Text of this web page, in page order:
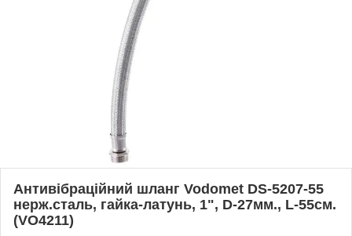
Антивібраційний шланг Vodomet DS-5207-55
нерж.сталь, гайка-латунь, 1", D-27мм., L-55см.
(VO4211)